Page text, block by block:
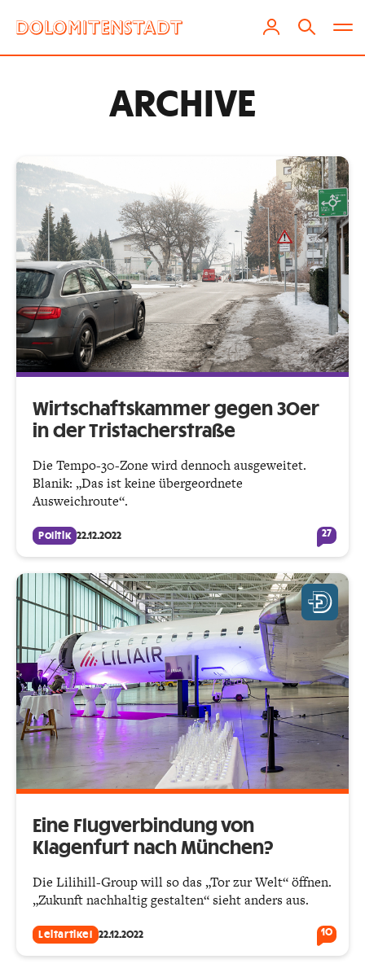
ARCHIVE
Wirtschaftskammer gegen 30er
in der Tristacherstraße
Die Tempo-30-Zone wird dennoch ausgeweitet.
Blanik: „Das ist keine übergeordnete
Ausweichroute“.
Politik 22.12.2022 27
Eine Flugverbindung von
Klagenfurt nach München?
Die Lilihill-Group will so das „Tor zur Welt“ öffnen.
„Zukunft nachhaltig gestalten“ sieht anders aus.
Leitartikel 22.12.2022 10